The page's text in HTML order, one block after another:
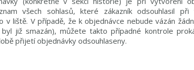
všech sohlasů, které zákazník odsouhlasil při
v liště. V případě, že k objednávce nebude vázán
již smazán), můžete takto případné kontrole
přijetí objednávky odsouhlaseny.